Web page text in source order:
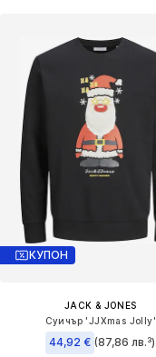
КУПОН
JACK & JONES
Суичър 'JJXmas Jolly'
44,92 € (87,86 лв.³)